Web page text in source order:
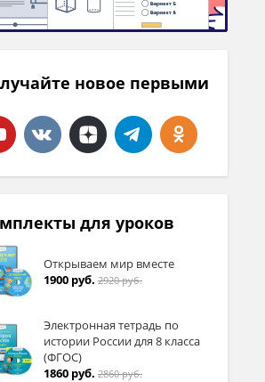
новое первыми
для уроков
Открываем мир вместе
1900 руб. 2920 руб.
Электронная тетрадь по
истории России для 8 класса
(ФГОС)
1860 руб. 2860 руб.